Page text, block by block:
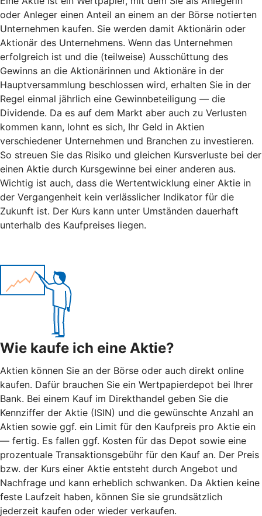
oder Anleger einen Anteil an einem an der Börse notierten
Unternehmen kaufen. Sie werden damit Aktionärin oder
Aktionär des Unternehmens. Wenn das Unternehmen
erfolgreich ist und die (teilweise) Ausschüttung des
Gewinns an die Aktionärinnen und Aktionäre in der
Hauptversammlung beschlossen wird, erhalten Sie in der
Regel einmal jährlich eine Gewinnbeteiligung — die
Dividende. Da es auf dem Markt aber auch zu Verlusten
kommen kann, lohnt es sich, Ihr Geld in Aktien
verschiedener Unternehmen und Branchen zu investieren.
So streuen Sie das Risiko und gleichen Kursverluste bei der
einen Aktie durch Kursgewinne bei einer anderen aus.
Wichtig ist auch, dass die Wertentwicklung einer Aktie in
der Vergangenheit kein verlässlicher Indikator für die
Zukunft ist. Der Kurs kann unter Umständen dauerhaft
unterhalb des Kaufpreises liegen.
Wie kaufe ich eine Aktie?
Aktien können Sie an der Börse oder auch direkt online
kaufen. Dafür brauchen Sie ein Wertpapierdepot bei Ihrer
Bank. Bei einem Kauf im Direkthandel geben Sie die
Kennziffer der Aktie (ISIN) und die gewünschte Anzahl an
Aktien sowie ggf. ein Limit für den Kaufpreis pro Aktie ein
— fertig. Es fallen ggf. Kosten für das Depot sowie eine
prozentuale Transaktionsgebühr für den Kauf an. Der Preis
bzw. der Kurs einer Aktie entsteht durch Angebot und
Nachfrage und kann erheblich schwanken. Da Aktien keine
feste Laufzeit haben, können Sie sie grundsätzlich
jederzeit kaufen oder wieder verkaufen.